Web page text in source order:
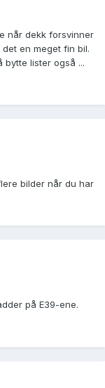
når dekk forsvinner
en meget fin bil.
bytte lister også ...
bilder når du har
på E39-ene.